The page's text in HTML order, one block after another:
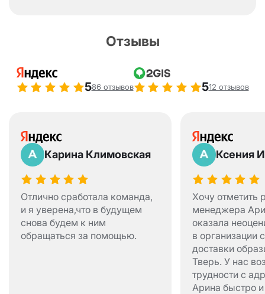
Томск
Комсомольск-на-Амуре
Нефтеюганск
Нижневартовск
Нягань
Златоуст
Ноябрьск
Пятигорск
Калининград
Отзывы
586 отзывов 512 отзывов
Карина Климовская
Отлично сработала команда,
и я уверена,что в будущем
снова будем к ним
обращаться за помощью.
Ксения
Хочу отметить
менеджера
оказала
в организации
доставки
Тверь. У нас
трудности с
Арина быстро и